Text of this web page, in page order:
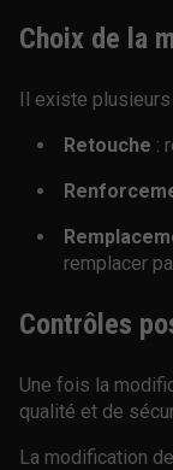
Choix de la
Il existe
Retouche :
remplacer
Contrôles
Une fois la
qualité et de
La modification